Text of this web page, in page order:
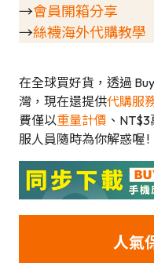
→會員開箱分享
→絲襪海外代購教學
在全球買好貨，透過
灣，現在還提供代購服
費僅以重量計價 、
服人員隨時為你解惑喔 !
人氣